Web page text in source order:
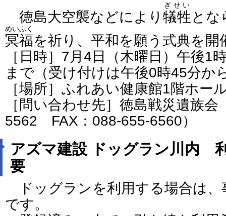
徳島大空襲などにより 犠牲
ぎせい
とな
冥福
めいふく
を祈り、平和を願う式典を開
［日時］7月4日（木曜日）午後1
まで（受け付けは午後0時45分か
［場所］ふれあい健康館1階ホー
［問い合わせ先］徳島戦災遺族
5562 FAX：088-655-6560）
アズマ建設 ドッグラン川内
要
ドッグランを利用する場合は、
です。